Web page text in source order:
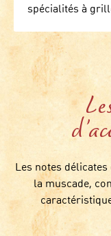
spécialités à
Les notes
la muscade,